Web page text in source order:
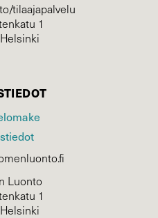
tilaajapalvelu
1
Luonto
1